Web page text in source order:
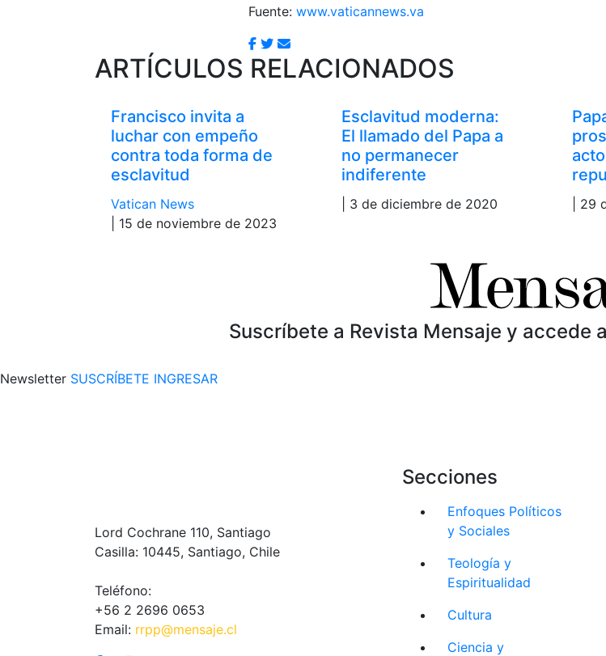
Fuente: www.vaticannews.va
ARTÍCULOS RELACIONADOS
Francisco invita a
luchar con empeño
contra toda forma de
esclavitud
Vatican News
| 15 de noviembre de 2023
Esclavitud moderna:
El llamado del Papa a
no permanecer
indiferente
| 3 de diciembre de 2020 | 29
Suscríbete a Revista Mensaje y accede
Newsletter SUSCRÍBETE INGRESAR
Lord Cochrane 110, Santiago
Casilla: 10445, Santiago, Chile
Teléfono:
+56 2 2696 0653
Email: rrpp@mensaje.cl
Secciones
Enfoques Políticos
y Sociales
Teología y
Espiritualidad
Cultura
Ciencia y